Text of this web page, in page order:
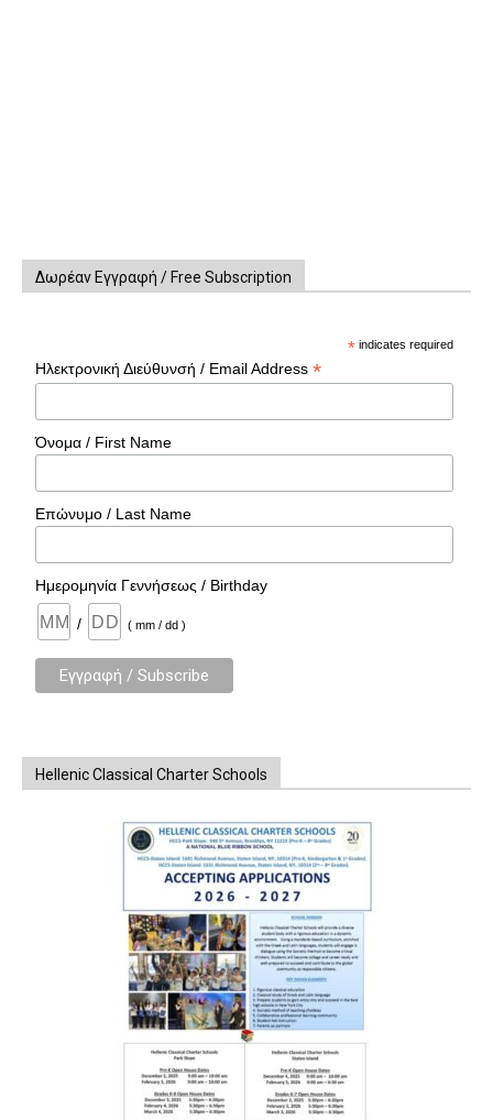
Δωρέαν Εγγραφή / Free Subscription
* indicates required
Ηλεκτρονική Διεύθυνσή / Email Address*
Όνομα / First Name
Επώνυμο / Last Name
Ημερομηνία Γεννήσεως / Birthday
/ ( mm / dd )
Hellenic Classical Charter Schools